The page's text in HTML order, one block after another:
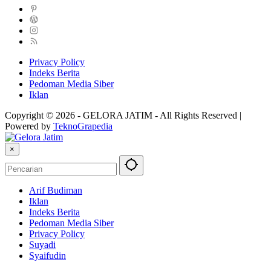
Privacy Policy
Indeks Berita
Pedoman Media Siber
Iklan
Copyright © 2026 - GELORA JATIM - All Rights Reserved |
Powered by TeknoGrapedia
×
Arif Budiman
Iklan
Indeks Berita
Pedoman Media Siber
Privacy Policy
Suyadi
Syaifudin